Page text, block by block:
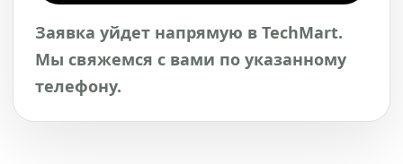
Заявка уйдет напрямую в TechMart.
Мы свяжемся с вами по указанному
телефону.